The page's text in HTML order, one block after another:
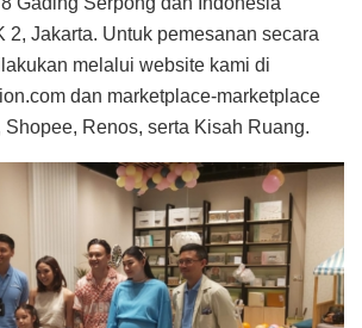
2, Jakarta. Untuk pemesanan secara
melalui website kami di
dan marketplace-marketplace
Shopee, Renos, serta Kisah Ruang.